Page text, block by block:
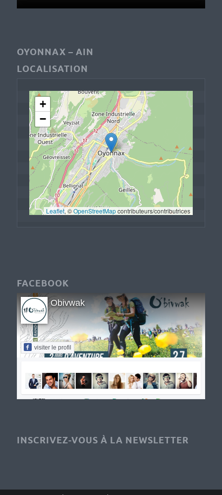
OYONNAX – AIN
LOCALISATION
+
−
Leaflet, © OpenStreetMap contributeurs/contributrices
FACEBOOK
Obivwak
visiter le profil
INSCRIVEZ-VOUS À LA NEWSLETTER